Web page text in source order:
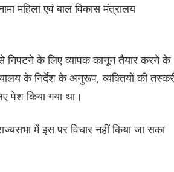
महिला एवं बाल विकास मंत्रालय
निपटने के लिए व्यापक कानून तैयार करने के
के निर्देश के अनुरूप, व्यक्तियों की
पेश किया गया था।
में इस पर विचार नहीं किया जा सका